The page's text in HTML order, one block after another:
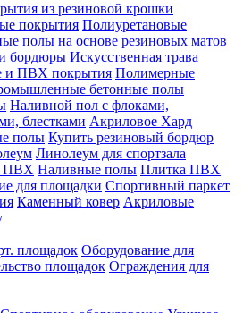
из резиновой крошки
покрытия Полиуретановые
полы на основе резиновых матов
бордюры Искусственная трава
и ПВХ покрытия Полимерные
бетонные полы
Наливной пол с флоками,
блестками Акриловое Хард
полы Купить резиновый бордюр
Линолеум для спортзала
ПВХ Наливные полы Плитка ПВХ
для площадки Спортивный паркет
Каменный ковер Акриловые
площадок Оборудование для
площадок Ограждения для